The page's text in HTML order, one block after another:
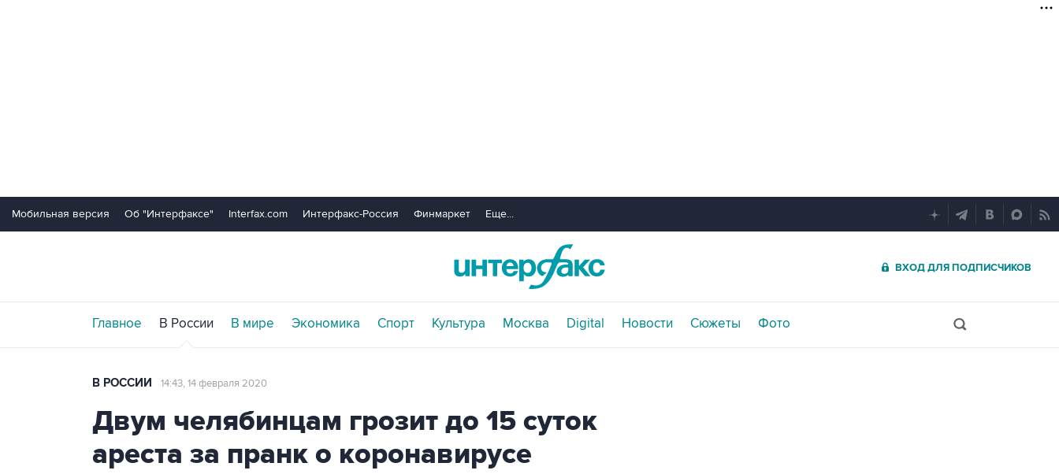
Мобильная версия Об "Интерфаксе" Interfax.com Интерфакс-Россия Финмаркет Еще...
ВХОД ДЛЯ ПОДПИСЧИКОВ
Главное В России В мире Экономика Спорт Культура Москва Digital Новости Сюжеты Фото
В РОССИИ 14:43, 14 февраля 2020
Двум челябинцам грозит до 15 суток
ареста за пранк о коронавирусе